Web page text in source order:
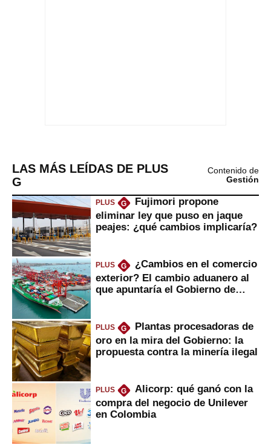
LAS MÁS LEÍDAS DE PLUS
G
Contenido de
Gestión
PLUS G
Fujimori propone
eliminar ley que puso en jaque
peajes: ¿qué cambios implicaría?
PLUS G
¿Cambios en el comercio
exterior? El cambio aduanero al
que apuntaría el Gobierno de
PLUS G
Plantas procesadoras de
oro en la mira del Gobierno: la
propuesta contra la minería ilegal
PLUS G
Alicorp: qué ganó con la
compra del negocio de Unilever
en Colombia